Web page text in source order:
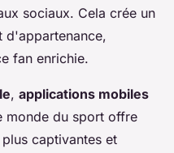
sociaux. Cela crée un
d'appartenance,
fan enrichie.
, applications mobiles
monde du sport offre
captivantes et